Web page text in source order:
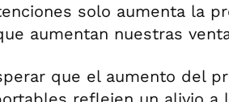
solo aumenta la
aumentan nuestras
que el aumento del